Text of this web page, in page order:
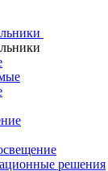
решения